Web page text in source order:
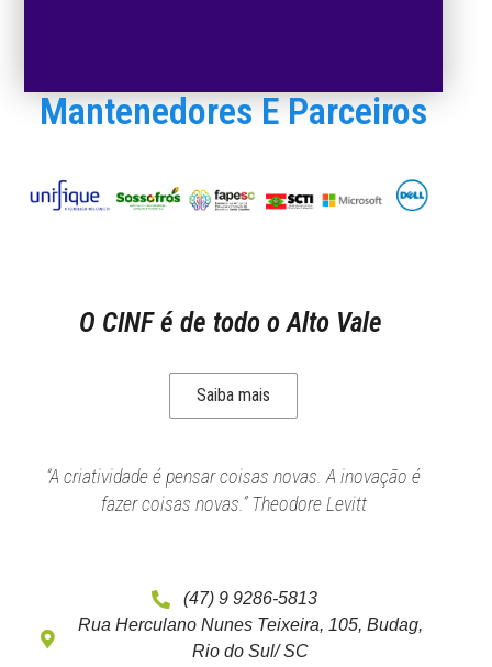
Mantenedores E Parceiros
O CINF é de todo o Alto Vale
Saiba mais
“A criatividade é pensar coisas novas. A inovação é
fazer coisas novas.” Theodore Levitt
(47) 9 9286-5813
Rua Herculano Nunes Teixeira, 105, Budag,
Rio do Sul/ SC